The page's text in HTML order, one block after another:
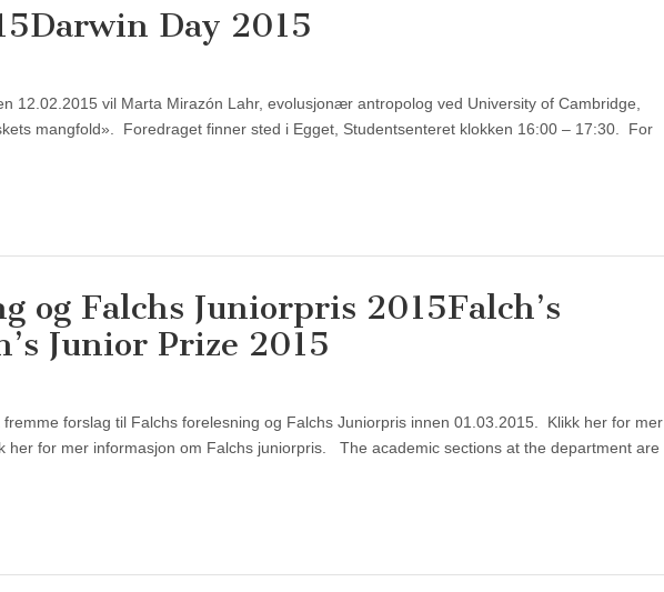
Darwin Day 2015
12.02.2015 vil Marta Mirazón Lahr, evolusjonær antropolog ved University of Cambridge,
mangfold». Foredraget finner sted i Egget, Studentsenteret klokken 16:00 – 17:30. For
og Falchs Juniorpris 2015Falch’s
Junior Prize 2015
forslag til Falchs forelesning og Falchs Juniorpris innen 01.03.2015. Klikk her for mer
her for mer informasjon om Falchs juniorpris. The academic sections at the department are